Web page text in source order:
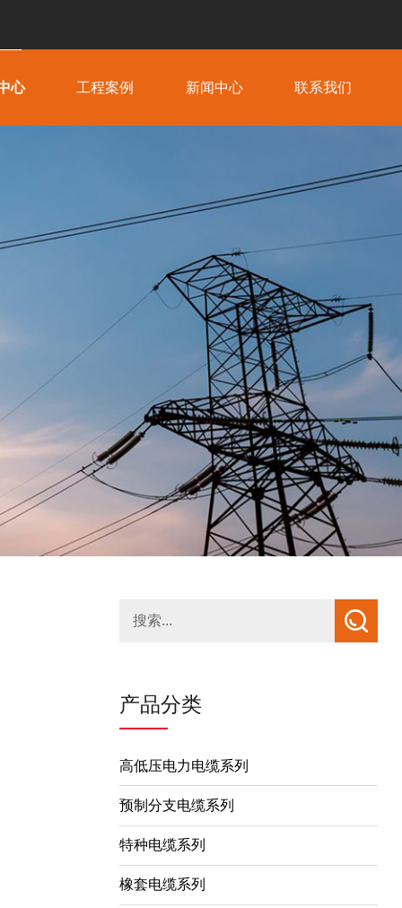
心 工程案例 新闻中心 联系我们
产品分类
高低压电力电缆系列
预制分支电缆系列
特种电缆系列
橡套电缆系列